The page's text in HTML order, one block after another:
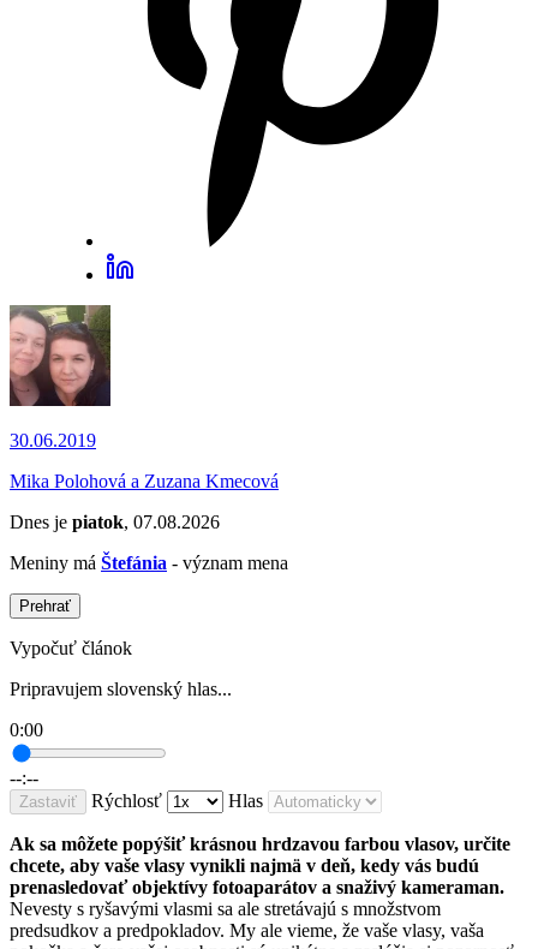
30.06.2019
Mika Polohová a Zuzana Kmecová
Dnes je piatok, 07.08.2026
Meniny má Štefánia - význam mena
Prehrať
Vypočuť článok
Pripravujem slovenský hlas...
0:00
--:--
Zastaviť Rýchlosť Hlas
Ak sa môžete popýšiť krásnou hrdzavou farbou vlasov, určite
chcete, aby vaše vlasy vynikli najmä v deň, kedy vás budú
prenasledovať objektívy fotoaparátov a snaživý kameraman.
Nevesty s ryšavými vlasmi sa ale stretávajú s množstvom
predsudkov a predpokladov. My ale vieme, že vaše vlasy, vaša